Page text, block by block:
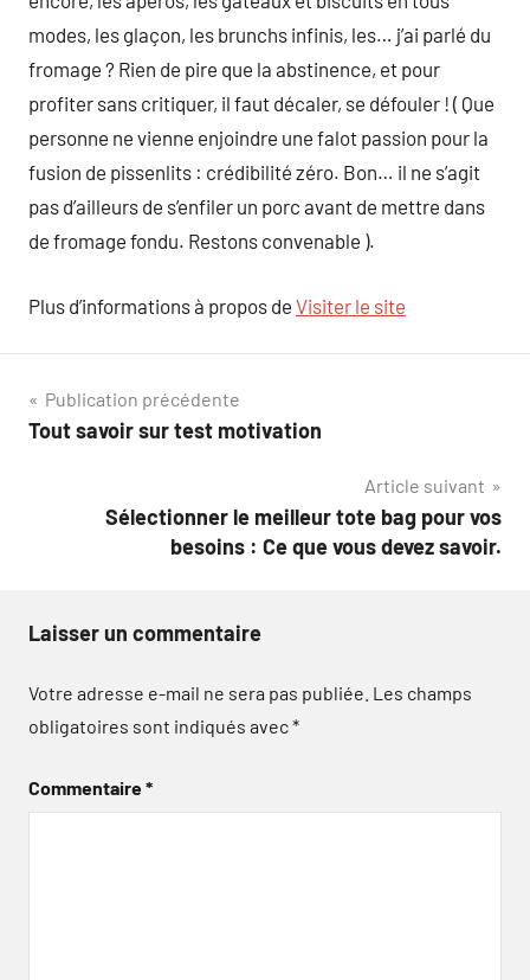
modes, les glaçon, les brunchs infinis, les… j’ai parlé du
fromage ? Rien de pire que la abstinence, et pour
profiter sans critiquer, il faut décaler, se défouler ! ( Que
personne ne vienne enjoindre une falot passion pour la
fusion de pissenlits : crédibilité zéro. Bon… il ne s’agit
pas d’ailleurs de s’enfiler un porc avant de mettre dans
de fromage fondu. Restons convenable ).
Plus d’informations à propos de Visiter le site
Navigation
de
Publication précédente
Tout savoir sur test motivation
Article suivant
Sélectionner le meilleur tote bag pour vos
besoins : Ce que vous devez savoir.
Laisser un commentaire
Votre adresse e-mail ne sera pas publiée. Les champs
obligatoires sont indiqués avec*
Commentaire*